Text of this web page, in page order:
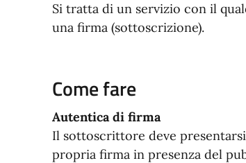
Si tratta di un servizio con il
una firma (sottoscrizione).
Come fare
Autentica di firma
Il sottoscrittore deve
propria firma in presenza del